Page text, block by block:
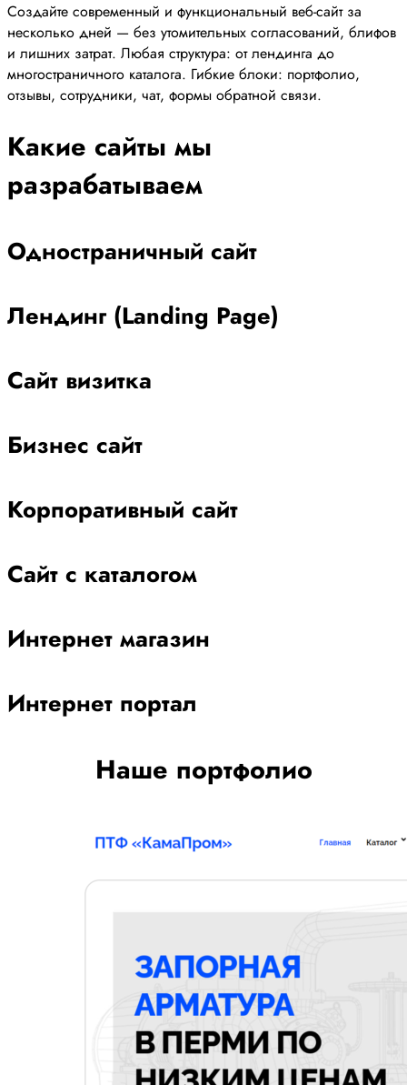
Создайте современный и функциональный веб-сайт за
несколько дней — без утомительных согласований, блифов
и лишних затрат. Любая структура: от лендинга до
многостраничного каталога. Гибкие блоки: портфолио,
отзывы, сотрудники, чат, формы обратной связи.
Какие сайты мы
разрабатываем
Одностраничный сайт
Лендинг (Landing Page)
Сайт визитка
Бизнес сайт
Корпоративный сайт
Сайт с каталогом
Интернет магазин
Интернет портал
Наше портфолио